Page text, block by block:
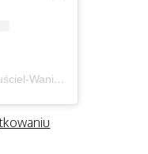
A post shared by Małgorzata Chruściel-Waniek (@gosiawaniek)